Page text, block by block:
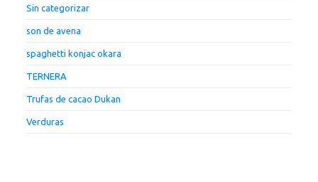
Sin categorizar
son de avena
spaghetti konjac okara
TERNERA
Trufas de cacao Dukan
Verduras